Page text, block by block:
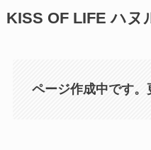
KISS OF LIFE ハヌ
ページ作成中です。